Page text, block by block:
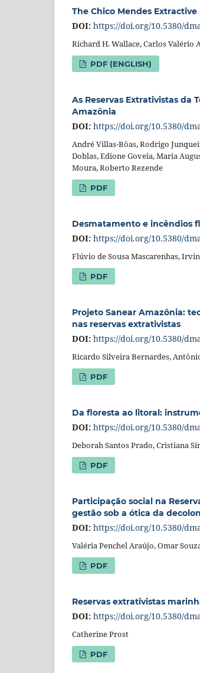
The Chico Mendes
DOI: https://doi.org/10.5380/
Richard H. Wallace, Carlos Valério
PDF (ENGLISH)
As Reservas Extrativistas da
Amazônia
DOI: https://doi.org/10.5380/
André Villas-Bôas, Rodrigo
Doblas, Edione Goveia, Maria
Moura, Roberto Rezende
PDF
Desmatamento e incêndios
DOI: https://doi.org/10.5380/
Flúvio de Sousa Mascarenhas,
PDF
Projeto Sanear Amazônia:
nas reservas extrativistas
DOI: https://doi.org/10.5380/
Ricardo Silveira Bernardes,
PDF
Da floresta ao litoral:
DOI: https://doi.org/10.5380/
Deborah Santos Prado, Cristiana
PDF
Participação social na
gestão sob a ótica da
DOI: https://doi.org/10.5380/
Valéria Penchel Araújo, Omar
PDF
Reservas extrativistas
DOI: https://doi.org/10.5380/
Catherine Prost
PDF